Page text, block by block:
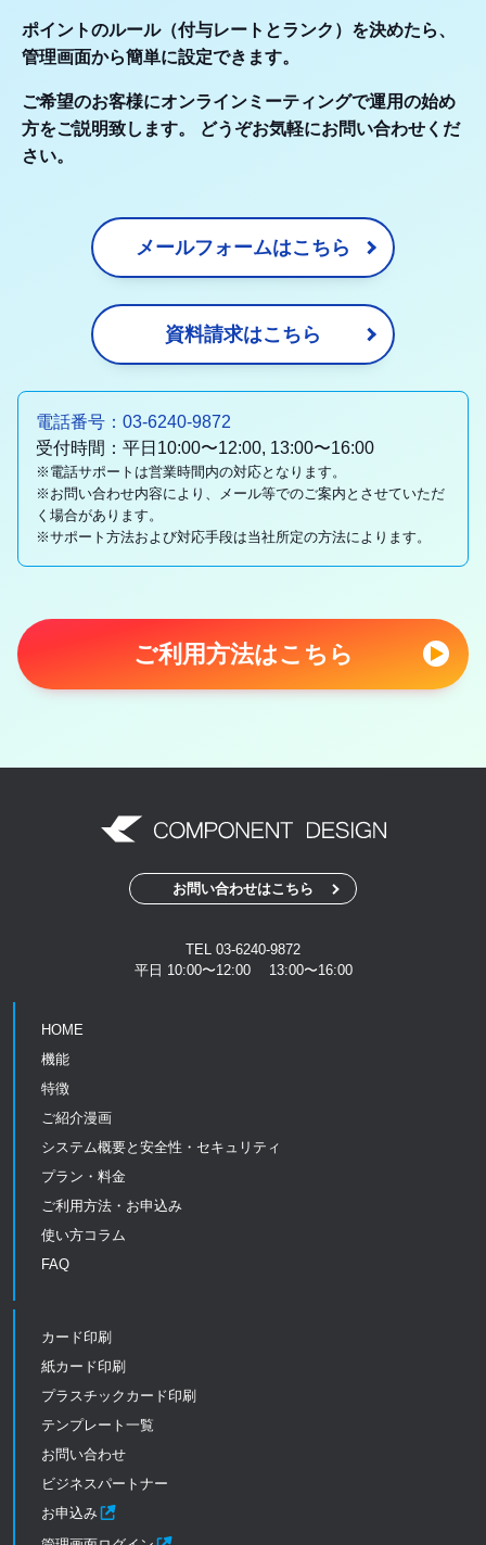
ポイントのルール（付与レートとランク）を決めたら、
管理画面から簡単に設定できます。
ご希望のお客様にオンラインミーティングで運用の始め
方をご説明致します。 どうぞお気軽にお問い合わせくだ
さい。
メールフォームはこちら
資料請求はこちら
電話番号：03-6240-9872
受付時間：平日10:00〜12:00, 13:00〜16:00
※電話サポートは営業時間内の対応となります。
※お問い合わせ内容により、メール等でのご案内とさせていただ
く場合があります。
※サポート方法および対応手段は当社所定の方法によります。
ご利用方法はこちら
お問い合わせはこちら
TEL 03-6240-9872
平日 10:00〜12:00 13:00〜16:00
HOME
機能
特徴
ご紹介漫画
システム概要と安全性・セキュリティ
プラン・料金
ご利用方法・お申込み
使い方コラム
FAQ
カード印刷
紙カード印刷
プラスチックカード印刷
テンプレート一覧
お問い合わせ
ビジネスパートナー
お申込み